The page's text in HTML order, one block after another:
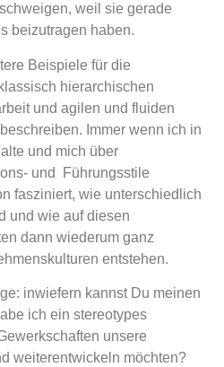
weil sie gerade
beizutragen haben.
Beispiele für die
hierarchischen
und agilen und fluiden
Immer wenn ich in
und mich über
und Führungsstile
fasziniert, wie unterschiedlich
und wie auf diesen
dann wiederum ganz
entstehen.
inwiefern kannst Du meinen
ich ein stereotypes
unsere
weiterentwickeln möchten?